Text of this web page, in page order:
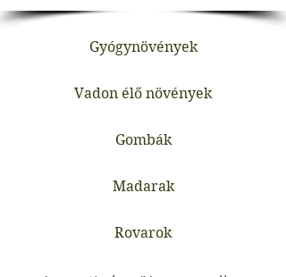
Gyógynövények
Vadon élő növények
Gombák
Madarak
Rovarok